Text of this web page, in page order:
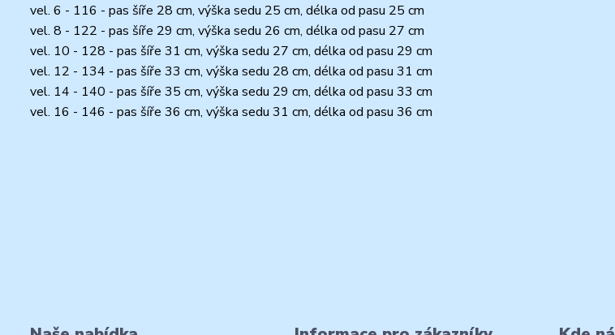
vel. 6 - 116 - pas šíře 28 cm, výška sedu 25 cm, délka od pasu 25 cm
vel. 8 - 122 - pas šíře 29 cm, výška sedu 26 cm, délka od pasu 27 cm
vel. 10 - 128 - pas šíře 31 cm, výška sedu 27 cm, délka od pasu 29 cm
vel. 12 - 134 - pas šíře 33 cm, výška sedu 28 cm, délka od pasu 31 cm
vel. 14 - 140 - pas šíře 35 cm, výška sedu 29 cm, délka od pasu 33 cm
vel. 16 - 146 - pas šíře 36 cm, výška sedu 31 cm, délka od pasu 36 cm